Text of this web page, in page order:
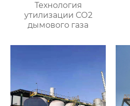
Технология
утилизации СО2
дымового газа